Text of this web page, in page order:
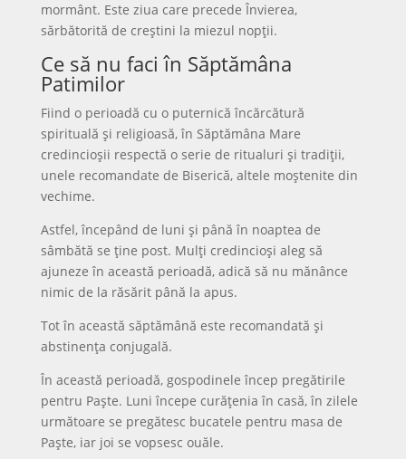
mormânt. Este ziua care precede Învierea,
sărbătorită de creștini la miezul nopții.
Ce să nu faci în Săptămâna
Patimilor
Fiind o perioadă cu o puternică încărcătură
spirituală și religioasă, în Săptămâna Mare
credincioșii respectă o serie de ritualuri și tradiții,
unele recomandate de Biserică, altele moștenite din
vechime.
Astfel, începând de luni și până în noaptea de
sâmbătă se ține post. Mulți credincioși aleg să
ajuneze în această perioadă, adică să nu mănânce
nimic de la răsărit până la apus.
Tot în această săptămână este recomandată și
abstinența conjugală.
În această perioadă, gospodinele încep pregătirile
pentru Paște. Luni începe curățenia în casă, în zilele
următoare se pregătesc bucatele pentru masa de
Paște, iar joi se vopsesc ouăle.